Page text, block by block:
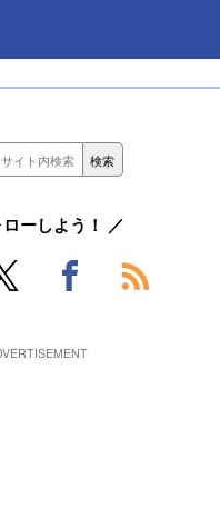
ーしよう！ ／